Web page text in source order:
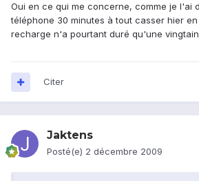
Oui en ce qui me concerne, comme je l'ai
téléphone 30 minutes à tout casser hier
recharge n'a pourtant duré qu'une
Citer
Jaktens
Posté(e) 2 décembre 2009